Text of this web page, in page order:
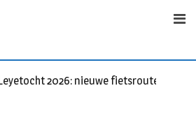
2026: nieuwe fietsroutes